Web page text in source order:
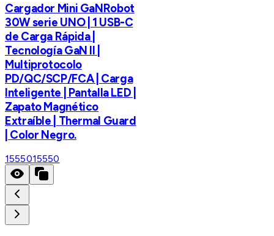
Cargador Mini GaNRobot
30W serie UNO | 1 USB-C
de Carga Rápida |
Tecnología GaN II |
Multiprotocolo
PD/QC/SCP/FCA | Carga
Inteligente | Pantalla LED |
Zapato Magnético
Extraíble | Thermal Guard
| Color Negro.
1555015550